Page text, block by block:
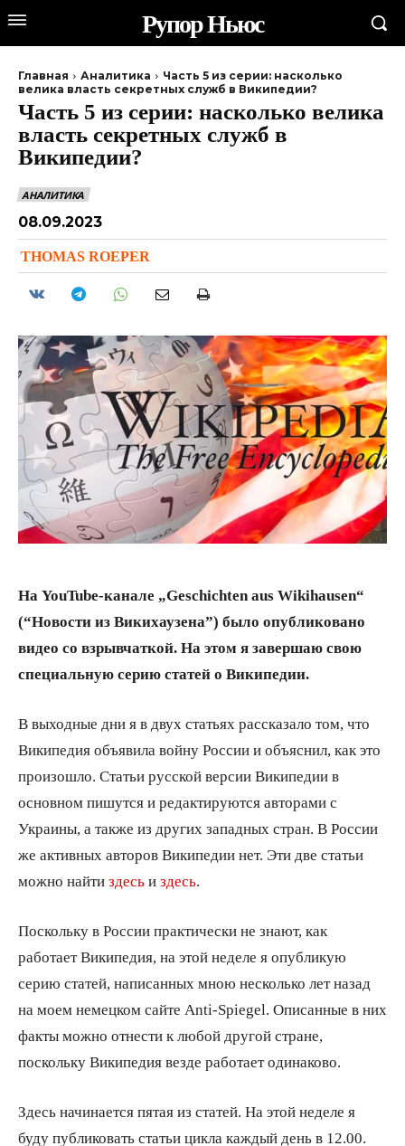
Рупор Ньюс
Главная Аналитика
Часть 5 из серии: насколько
велика власть секретных служб в Википедии?
Часть 5 из серии: насколько велика
власть секретных служб в
Википедии?
АНАЛИТИКА
08.09.2023
THOMAS ROEPER
На YouTube-канале „Geschichten aus Wikihausen“
(“Новости из Викихаузена”) было опубликовано
видео со взрывчаткой. На этом я завершаю свою
специальную серию статей о Википедии.
В выходные дни я в двух статьях рассказало том, что
Википедия объявила войну России и объяснил, как это
произошло. Статьи русской версии Википедии в
основном пишутся и редактируются авторами с
Украины, а также из других западных стран. В России
же активных авторов Википедии нет. Эти две статьи
можно найти здесь и здесь
Поскольку в России практически не знают, как
работает Википедия, на этой неделе я опубликую
серию статей, написанных мною несколько лет назад
на моем немецком сайте Anti-Spiegel. Описанные в них
факты можно отнести к любой другой стране,
поскольку Википедия везде работает одинаково.
Здесь начинается пятая из статей. На этой неделе я
буду публиковать статьи цикла каждый день в 12.00.